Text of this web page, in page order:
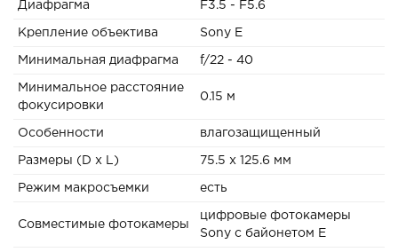
Диафрагма F3.5 - F5.6
Крепление объектива Sony E
Минимальная диафрагма f/22 - 40
Минимальное расстояние
фокусировки
0.15 м
Особенности влагозащищенный
Размеры (D x L) 75.5 x 125.6 мм
Режим макросъемки есть
Совместимые фотокамеры
цифровые фотокамеры
Sony с байонетом E